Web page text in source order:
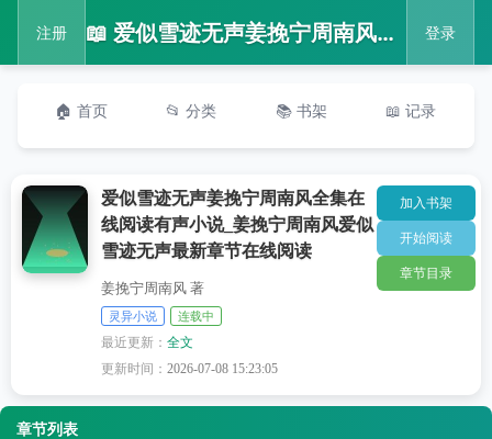
注册 📖 爱似雪迹无声姜挽宁周南风全集在线阅读有声小说_姜挽宁周南风爱似雪迹无声最新章节在线阅读 登录
🏠 首页 📂 分类 📚 书架 📖 记录
爱似雪迹无声姜挽宁周南风全集在
线阅读有声小说_姜挽宁周南风爱似
雪迹无声最新章节在线阅读
姜挽宁周南风 著
灵异小说 连载中
最近更新：全文
更新时间：2026-07-08 15:23:05
加入书架
开始阅读
章节目录
章节列表